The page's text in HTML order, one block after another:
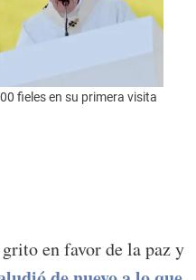
fieles en su primera visita
en favor de la paz y